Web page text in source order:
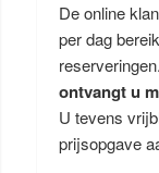
De online
per dag
reserveringen.
ontvangt u
U tevens
prijsopgave